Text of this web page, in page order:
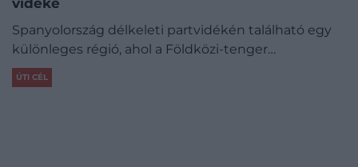
Spanyolország délkeleti partvidékén található egy
különleges régió, ahol a Földközi-tenger…
ÚTI CÉL